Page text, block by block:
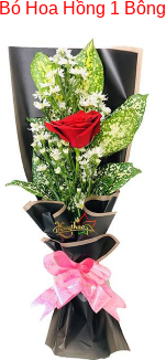
Bó Hoa Hồng 1 Bông